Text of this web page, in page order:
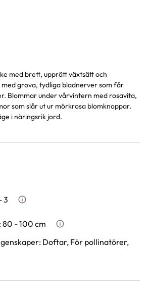
med brett, upprätt växtsätt och
grova, tydliga bladnerver som får
Blommar under vårvintern med rosavita,
som slår ut ur mörkrosa blomknoppar.
i näringsrik jord.
3 Vad är odlingszon?
:80 - 100 cm Hur vi mäter leveranshöjd
: Doftar, För pollinatörer,